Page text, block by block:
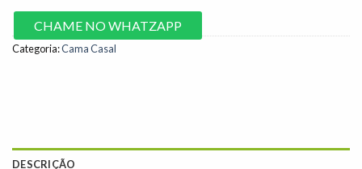
CHAME NO WHATZAPP
Categoria:Cama Casal
DESCRIÇÃO